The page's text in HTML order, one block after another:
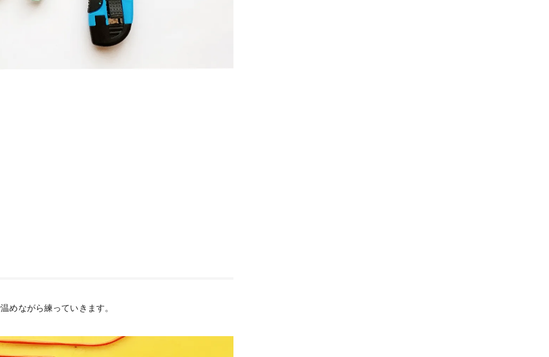
めながら練っていきます。